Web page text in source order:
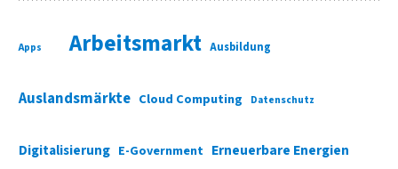
Apps Arbeitsmarkt Ausbildung
Auslandsmärkte Cloud Computing Datenschutz
Digitalisierung E-Government Erneuerbare Energien